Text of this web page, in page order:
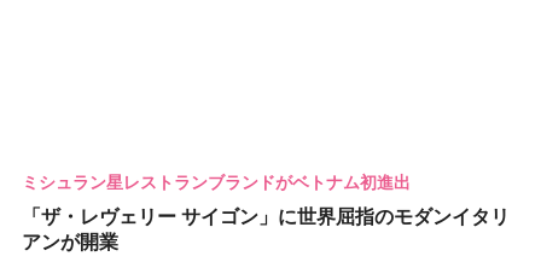
ミシュラン星レストランブランドがベトナム初進出
「ザ・レヴェリー サイゴン」に世界屈指のモダンイタリ
アンが開業